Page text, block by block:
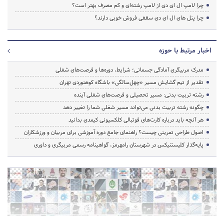
چرا لامپ ال ای دی از لامپ رشته‌ای و کم مصرف بهتر است؟
چرا پنل های ال ای دی سقفی فروش خوبی دارند؟
اخبار مرتبط با حوزه
مدرک مربیگری آمادگی جسمانی؛ شرایط، دوره‌ها و فرصت‌های شغلی
تقدیر از تیم گشایش مسیر «چهل‌سالگی» باشگاه کوهنوردی تهران
رشته تربیت بدنی: مسیر تحصیلی و فرصت‌های شغلی آینده
چگونه رشته تربیت بدنی می‌تواند مسیر شغلی شما را تغییر دهد
هر آنچه باید درباره کارت‌های فوتبالی کلکسیونی کیمدی بدانید
اصول طراحی تمرینی چیست؟ راهنمای جامع دوره آموزشی برای مربیان و ورزشکاران
پایه‌گذار کلیستنیکس در شهرستان رامهرمز، گواهینامه رسمی مربیگری و داوری